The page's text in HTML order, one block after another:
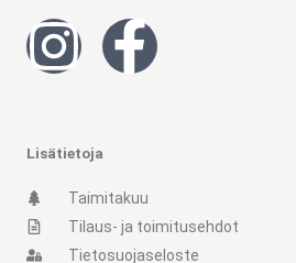
I
n
s
t
F
a
e
Lisätietoja
Taimitakuu
Tilaus- ja toimitusehdot
Tietosuojaseloste